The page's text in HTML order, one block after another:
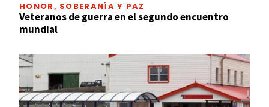
HONOR, SOBERANÍA Y PAZ
Veteranos de guerra en el segundo encuentro
mundial